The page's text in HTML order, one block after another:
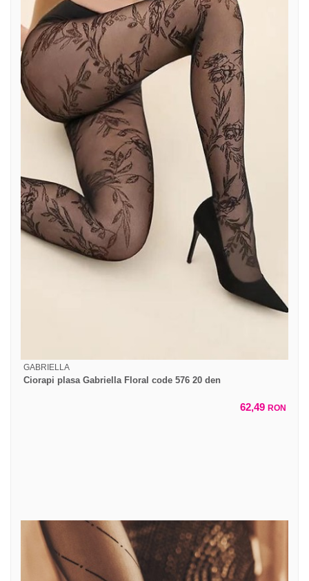
GABRIELLA
Ciorapi plasa Gabriella Floral code 576 20 den
62,49 RON